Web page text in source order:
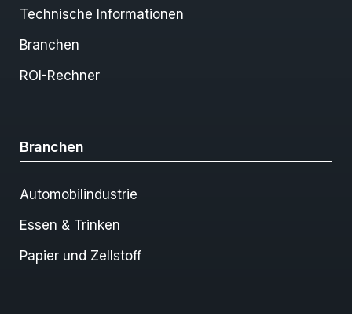
Technische Informationen
Branchen
ROI-Rechner
Branchen
Automobilindustrie
Essen & Trinken
Papier und Zellstoff